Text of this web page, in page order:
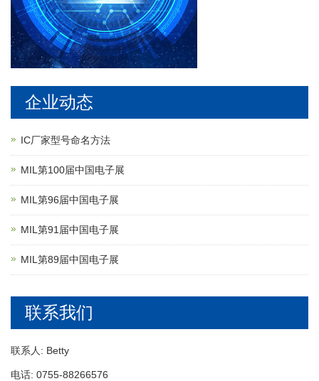
企业动态
IC厂家型号命名方法
MIL第100届中国电子展
MIL第96届中国电子展
MIL第91届中国电子展
MIL第89届中国电子展
联系我们
联系人: Betty
电话: 0755-88266576